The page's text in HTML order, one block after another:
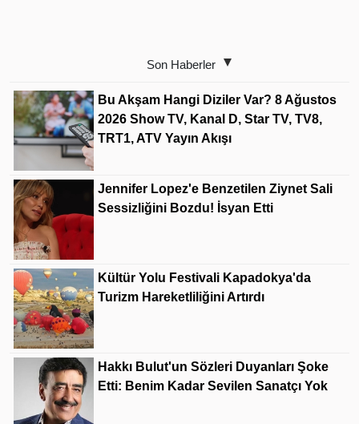
Son Haberler
Bu Akşam Hangi Diziler Var? 8 Ağustos
2026 Show TV, Kanal D, Star TV, TV8,
TRT1, ATV Yayın Akışı
Jennifer Lopez'e Benzetilen Ziynet Sali
Sessizliğini Bozdu! İsyan Etti
Kültür Yolu Festivali Kapadokya'da
Turizm Hareketliliğini Artırdı
Hakkı Bulut'un Sözleri Duyanları Şoke
Etti: Benim Kadar Sevilen Sanatçı Yok